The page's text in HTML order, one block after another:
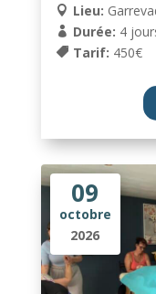
Lieu:
Durée: 4
Tarif: 450€
09
octobre
2026